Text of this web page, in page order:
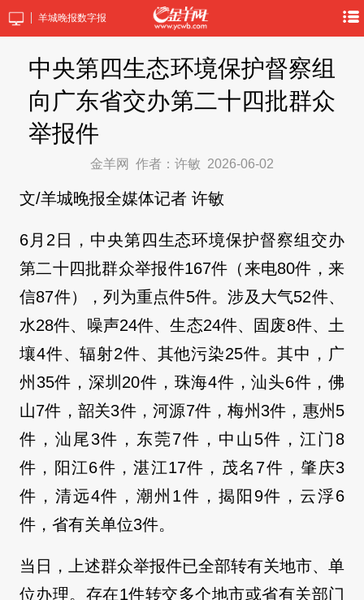
羊城晚报数字报
中央第四生态环境保护督察组
向广东省交办第二十四批群众
举报件
金羊网 作者：许敏 2026-06-02
文/羊城晚报全媒体记者 许敏
6月2日，中央第四生态环境保护督察组交办
第二十四批群众举报件167件（来电80件，来
信87件），列为重点件5件。涉及大气52件、
水28件、噪声24件、生态24件、固废8件、土
壤4件、辐射2件、其他污染25件。其中，广
州35件，深圳20件，珠海4件，汕头6件，佛
山7件，韶关3件，河源7件，梅州3件，惠州5
件，汕尾3件，东莞7件，中山5件，江门8
件，阳江6件，湛江17件，茂名7件，肇庆3
件，清远4件，潮州1件，揭阳9件，云浮6
件，省有关单位3件。
当日，上述群众举报件已全部转有关地市、单
位办理。存在1件转交多个地市或省有关部门